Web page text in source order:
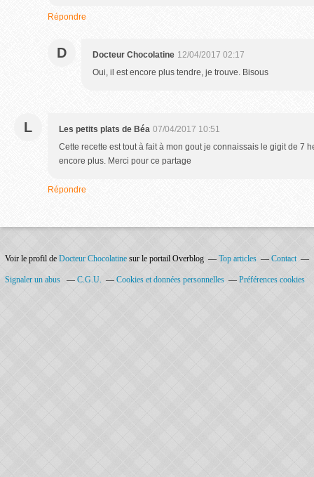
Répondre
D Docteur Chocolatine 12/04/2017 02:17
Oui, il est encore plus tendre, je trouve. Bisous
L Les petits plats de Béa 07/04/2017 10:51
Cette recette est tout à fait à mon gout je connaissais le gigit de 7
encore plus. Merci pour ce partage
Répondre
Voir le profil de Docteur Chocolatine sur le portail Overblog Top articles Contact
Signaler un abus C.G.U. Cookies et données personnelles Préférences cookies